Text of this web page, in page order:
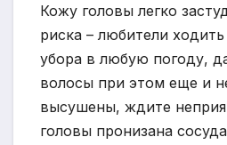
Кожу головы легко
риска – любители ходить
убора в любую погоду,
волосы при этом еще и
высушены, ждите
головы пронизана